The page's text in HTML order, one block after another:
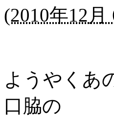
(2010年12月
ようやくあ
口脇の